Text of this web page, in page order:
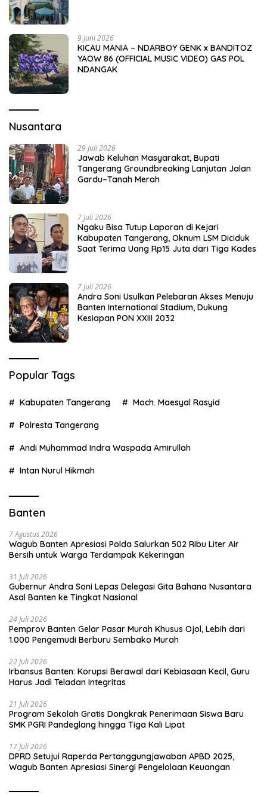
9 Juni 2026
KICAU MANIA – NDARBOY GENK x BANDITOZ
YAOW 86 (OFFICIAL MUSIC VIDEO) GAS POL
NDANGAK
Nusantara
29 Juli 2026
Jawab Keluhan Masyarakat, Bupati
Tangerang Groundbreaking Lanjutan Jalan
Gardu–Tanah Merah
7 Juli 2026
Ngaku Bisa Tutup Laporan di Kejari
Kabupaten Tangerang, Oknum LSM Diciduk
Saat Terima Uang Rp15 Juta dari Tiga Kades
7 Juli 2026
Andra Soni Usulkan Pelebaran Akses Menuju
Banten International Stadium, Dukung
Kesiapan PON XXIII 2032
Popular Tags
Kabupaten Tangerang Moch. Maesyal Rasyid
Polresta Tangerang
Andi Muhammad Indra Waspada Amirullah
Intan Nurul Hikmah
Banten
7 Agustus 2026
Wagub Banten Apresiasi Polda Salurkan 502 Ribu Liter Air
Bersih untuk Warga Terdampak Kekeringan
31 Juli 2026
Gubernur Andra Soni Lepas Delegasi Gita Bahana Nusantara
Asal Banten ke Tingkat Nasional
24 Juli 2026
Pemprov Banten Gelar Pasar Murah Khusus Ojol, Lebih dari
1.000 Pengemudi Berburu Sembako Murah
22 Juli 2026
Irbansus Banten: Korupsi Berawal dari Kebiasaan Kecil, Guru
Harus Jadi Teladan Integritas
21 Juli 2026
Program Sekolah Gratis Dongkrak Penerimaan Siswa Baru
SMK PGRI Pandeglang hingga Tiga Kali Lipat
17 Juli 2026
DPRD Setujui Raperda Pertanggungjawaban APBD 2025,
Wagub Banten Apresiasi Sinergi Pengelolaan Keuangan